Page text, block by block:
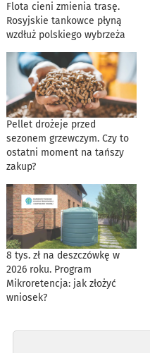
Flota cieni zmienia trasę.
Rosyjskie tankowce płyną
wzdłuż polskiego wybrzeża
Pellet drożeje przed
sezonem grzewczym. Czy to
ostatni moment na tańszy
zakup?
8 tys. zł na deszczówkę w
2026 roku. Program
Mikroretencja: jak złożyć
wniosek?